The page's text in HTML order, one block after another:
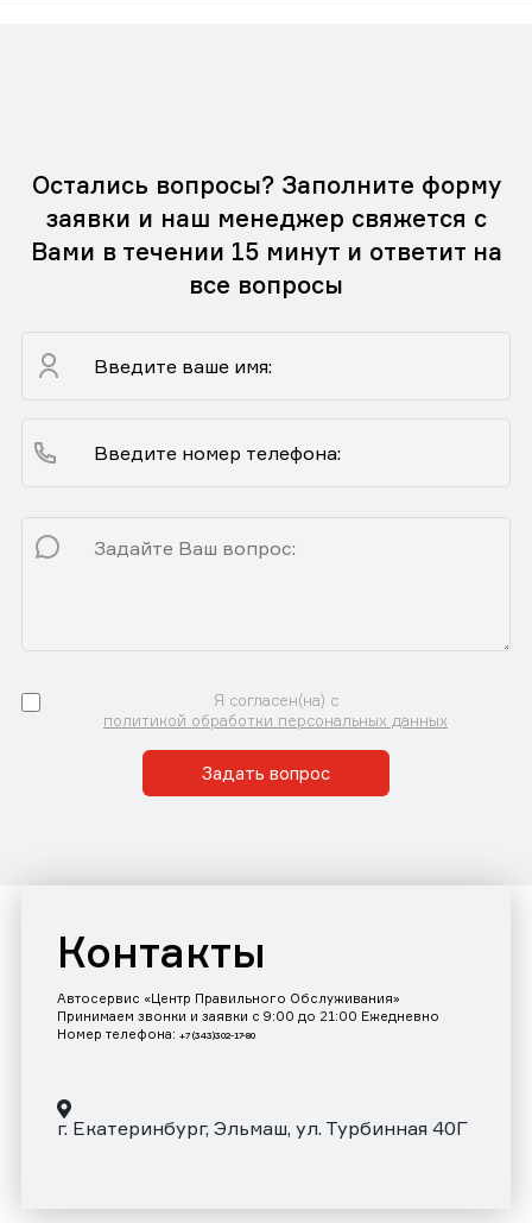
Остались вопросы? Заполните форму
заявки и наш менеджер свяжется с
Вами в течении 15 минут и ответит на
все вопросы
Я согласен(на) с
политикой обработки персональных данных
Задать вопрос
Контакты
Автосервис «Центр Правильного Обслуживания»
Принимаем звонки и заявки с 9:00 до 21:00 Ежедневно
Номер телефона: +7 (343)302-17-80
г. Екатеринбург, Эльмаш, ул. Турбинная 40Г